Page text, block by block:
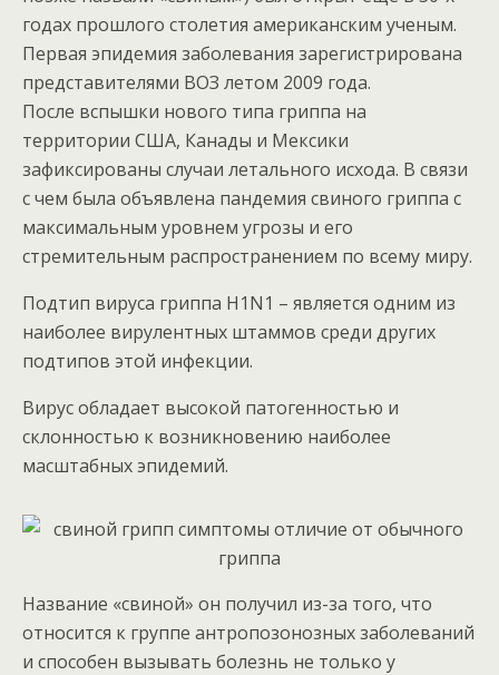
годах прошлого столетия американским ученым.
Первая эпидемия заболевания зарегистрирована
представителями ВОЗ летом 2009 года.
После вспышки нового типа гриппа на
территории США, Канады и Мексики
зафиксированы случаи летального исхода. В связи
с чем была объявлена пандемия свиного гриппа с
максимальным уровнем угрозы и его
стремительным распространением по всему миру.
Подтип вируса гриппа Н1N1 – является одним из
наиболее вирулентных штаммов среди других
подтипов этой инфекции.
Вирус обладает высокой патогенностью и
склонностью к возникновению наиболее
масштабных эпидемий.
Название «свиной» он получил из-за того, что
относится к группе антропозонозных заболеваний
и способен вызывать болезнь не только у